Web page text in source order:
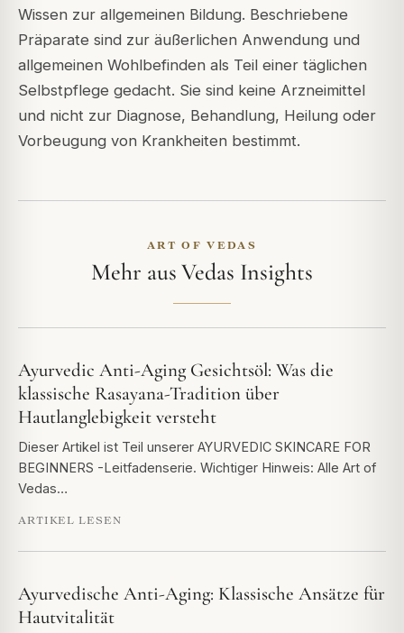
Wissen zur allgemeinen Bildung. Beschriebene
Präparate sind zur äußerlichen Anwendung und
allgemeinen Wohlbefinden als Teil einer täglichen
Selbstpflege gedacht. Sie sind keine Arzneimittel
und nicht zur Diagnose, Behandlung, Heilung oder
Vorbeugung von Krankheiten bestimmt.
ART OF VEDAS
Mehr aus Vedas Insights
Ayurvedic Anti-Aging Gesichtsöl: Was die
klassische Rasayana-Tradition über
Hautlanglebigkeit versteht
Dieser Artikel ist Teil unserer AYURVEDIC SKINCARE FOR
BEGINNERS -Leitfadenserie. Wichtiger Hinweis: Alle Art of
Vedas…
ARTIKEL LESEN
Ayurvedische Anti-Aging: Klassische Ansätze für
Hautvitalität